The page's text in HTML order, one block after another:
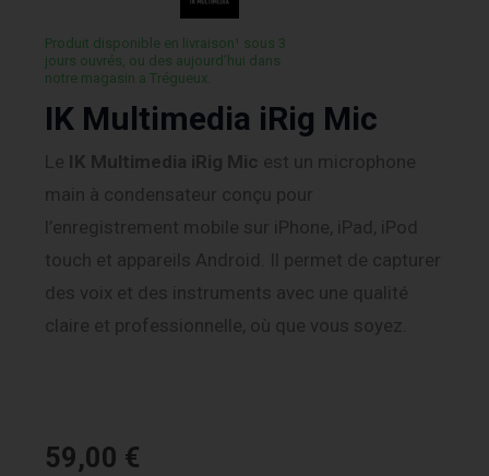
Produit disponible en livraison¹ sous 3
jours ouvrés, ou des aujourd’hui dans
notre magasin a Trégueux.
IK Multimedia iRig Mic
Le IK Multimedia iRig Mic est un microphone
main à condensateur conçu pour
l’enregistrement mobile sur iPhone, iPad, iPod
touch et appareils Android. Il permet de capturer
des voix et des instruments avec une qualité
claire et professionnelle, où que vous soyez.
59,00 €